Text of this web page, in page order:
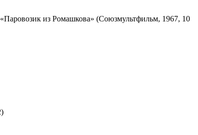
из Ромашкова» (Союзмультфильм, 1967, 10